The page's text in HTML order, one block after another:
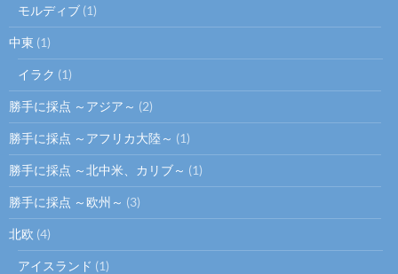
モルディブ (1)
中東 (1)
イラク (1)
勝手に採点 ～アジア～ (2)
勝手に採点 ～アフリカ大陸～ (1)
勝手に採点 ～北中米、カリブ～ (1)
勝手に採点 ～欧州～ (3)
北欧 (4)
アイスランド (1)